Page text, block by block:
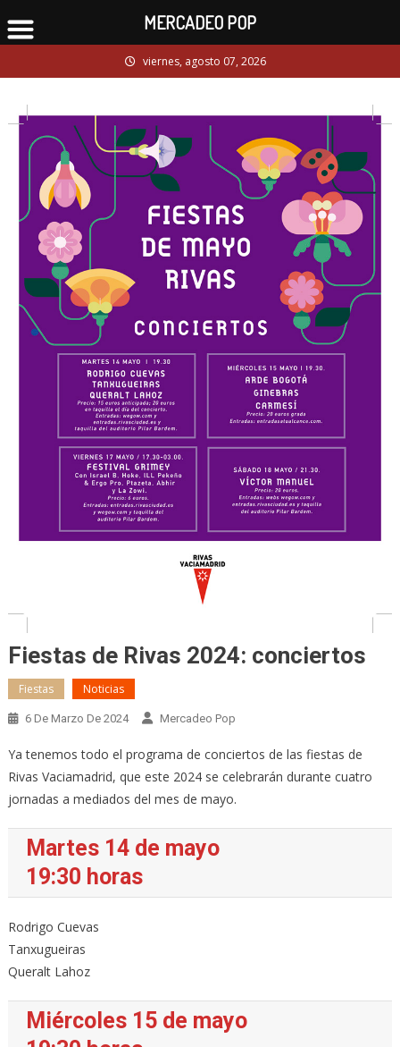
to
viernes, agosto 07, 2026
Fiestas de Rivas 2024: conciertos
Fiestas Noticias
6 De Marzo De 2024 Mercadeo Pop
Ya tenemos todo el programa de conciertos de las fiestas de
Rivas Vaciamadrid, que este 2024 se celebrarán durante cuatro
jornadas a mediados del mes de mayo.
Martes 14 de mayo
19:30 horas
Rodrigo Cuevas
Tanxugueiras
Queralt Lahoz
Miércoles 15 de mayo
MERCADEO POP